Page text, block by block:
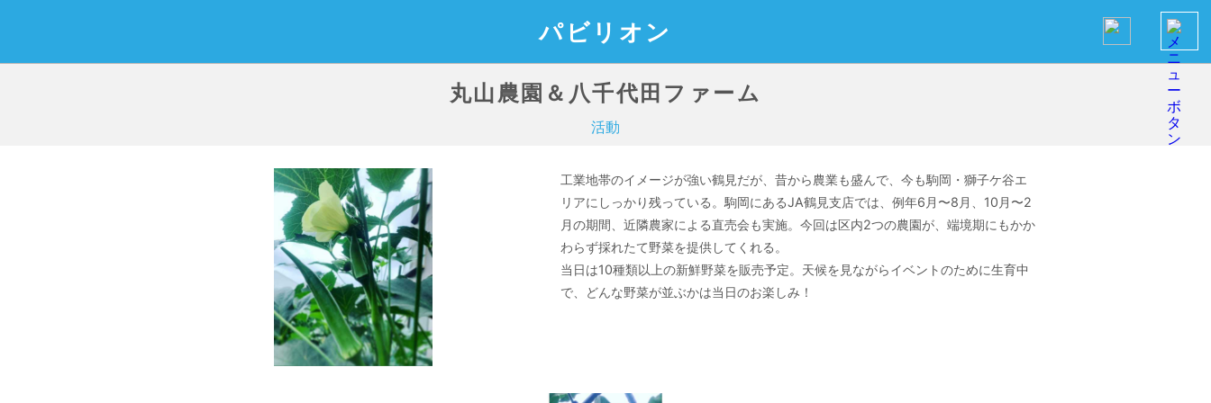
パビリオン
丸山農園＆八千代田ファーム
活動
工業地帯のイメージが強い鶴見だが、昔から農業も盛んで、今も駒岡・獅子ケ谷エ
リアにしっかり残っている。駒岡にあるJA鶴見支店では、例年6月〜8月、10月〜2
月の期間、近隣農家による直売会も実施。今回は区内2つの農園が、端境期にもかか
わらず採れたて野菜を提供してくれる。
当日は10種類以上の新鮮野菜を販売予定。天候を見ながらイベントのために生育中
で、どんな野菜が並ぶかは当日のお楽しみ！